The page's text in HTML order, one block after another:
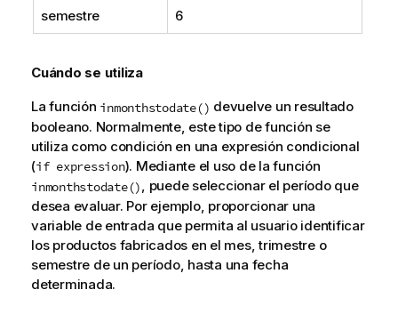
semestre 6
Cuándo se utiliza
La función inmonthstodate() devuelve un resultado
booleano. Normalmente, este tipo de función se
utiliza como condición en una expresión condicional
(if expression). Mediante el uso de la función
inmonthstodate(), puede seleccionar el período que
desea evaluar. Por ejemplo, proporcionar una
variable de entrada que permita al usuario identificar
los productos fabricados en el mes, trimestre o
semestre de un período, hasta una fecha
determinada.